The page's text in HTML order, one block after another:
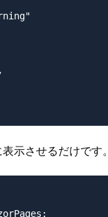
示させるだけです